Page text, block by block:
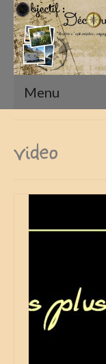
Menu
Présentation
Nos Vadrouilles
France
video